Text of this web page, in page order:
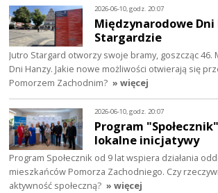
2026-06-10, godz. 20:07
Międzynarodowe Dni
Stargardzie
Jutro Stargard otworzy swoje bramy, goszcząc 46.
Dni Hanzy. Jakie nowe możliwości otwierają się
Pomorzem Zachodnim? » więcej
2026-06-10, godz. 20:07
Program
lokalne inicjatywy
Program Społecznik od 9 lat wspiera działania
mieszkańców Pomorza Zachodniego. Czy
aktywność społeczną? » więcej